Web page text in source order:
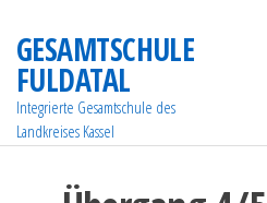
Inhalt
springen
GESAMTSCHULE
FULDATAL
Integrierte Gesamtschule des
Landkreises Kassel